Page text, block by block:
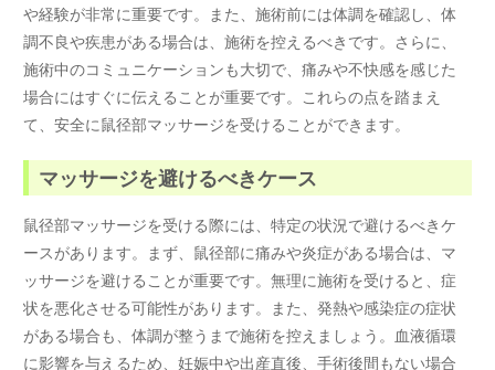
や経験が非常に重要です。また、施術前には体調を確認し、体
調不良や疾患がある場合は、施術を控えるべきです。さらに、
施術中のコミュニケーションも大切で、痛みや不快感を感じた
場合にはすぐに伝えることが重要です。これらの点を踏まえ
て、安全に鼠径部マッサージを受けることができます。
マッサージを避けるべきケース
鼠径部マッサージを受ける際には、特定の状況で避けるべきケ
ースがあります。まず、鼠径部に痛みや炎症がある場合は、マ
ッサージを避けることが重要です。無理に施術を受けると、症
状を悪化させる可能性があります。また、発熱や感染症の症状
がある場合も、体調が整うまで施術を控えましょう。血液循環
に影響を与えるため、妊娠中や出産直後、手術後間もない場合